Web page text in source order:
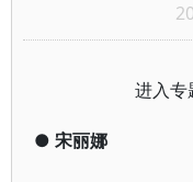
进入专
● 宋丽娜